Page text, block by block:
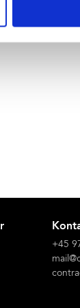
med
+45